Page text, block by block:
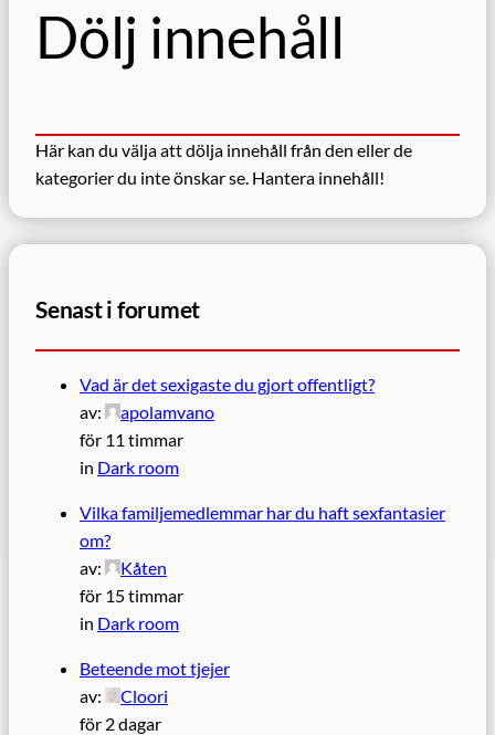
Dölj innehåll
Här kan du välja att dölja innehåll från den eller de
kategorier du inte önskar se. Hantera innehåll!
Senast i forumet
Vad är det sexigaste du gjort offentligt?
av:
apolamvano
för 11 timmar
in Dark room
Vilka familjemedlemmar har du haft sexfantasier
om?
av:
Kåten
för 15 timmar
in Dark room
Beteende mot tjejer
av:
Cloori
för 2 dagar